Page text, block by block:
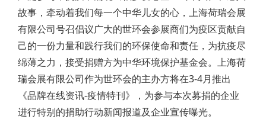
故事，牵动着我们每一个中华儿女的心，上海荷瑞会展
有限公司号召倡议广大的世环会参展商们为疫区贡献自
己的一份力量和践行我们的环保使命和责任，为抗疫尽
绵薄之力，接受捐赠方为中华环境保护基金会。上海荷
瑞会展有限公司作为世环会的主办方将在3-4月推出
《品牌在线资讯-疫情特刊》，为参与本次募捐的企业
进行特别的捐助行动新闻报道及企业宣传曝光。